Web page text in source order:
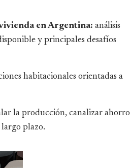
en Argentina: análisis
y principales desafíos
habitacionales orientadas a
la producción, canalizar ahorro
plazo.